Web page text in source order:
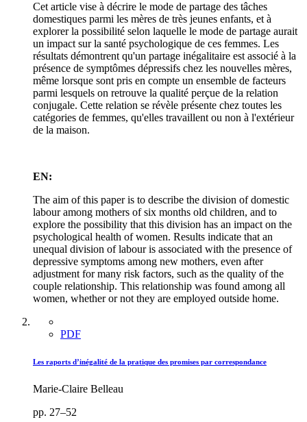
Cet article vise à décrire le mode de partage des tâches
domestiques parmi les mères de très jeunes enfants, et à
explorer la possibilité selon laquelle le mode de partage aurait
un impact sur la santé psychologique de ces femmes. Les
résultats démontrent qu'un partage inégalitaire est associé à la
présence de symptômes dépressifs chez les nouvelles mères,
même lorsque sont pris en compte un ensemble de facteurs
parmi lesquels on retrouve la qualité perçue de la relation
conjugale. Cette relation se révèle présente chez toutes les
catégories de femmes, qu'elles travaillent ou non à l'extérieur
de la maison.
EN:
The aim of this paper is to describe the division of domestic
labour among mothers of six months old children, and to
explore the possibility that this division has an impact on the
psychological health of women. Results indicate that an
unequal division of labour is associated with the presence of
depressive symptoms among new mothers, even after
adjustment for many risk factors, such as the quality of the
couple relationship. This relationship was found among all
women, whether or not they are employed outside home.
PDF
Les raports d’inégalité de la pratique des promises par correspondance
Marie-Claire Belleau
pp. 27–52